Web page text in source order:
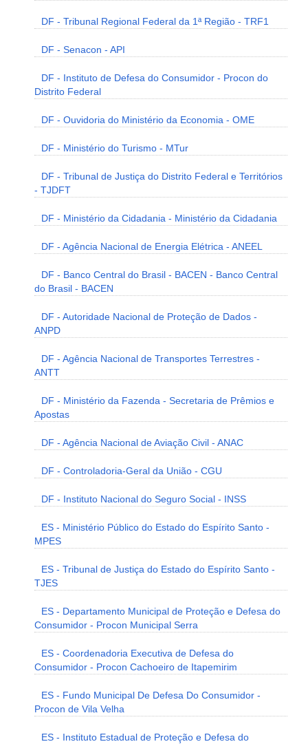
DF - Tribunal Regional Federal da 1ª Região - TRF1
DF - Senacon - API
DF - Instituto de Defesa do Consumidor - Procon do
Distrito Federal
DF - Ouvidoria do Ministério da Economia - OME
DF - Ministério do Turismo - MTur
DF - Tribunal de Justiça do Distrito Federal e Territórios
- TJDFT
DF - Ministério da Cidadania - Ministério da Cidadania
DF - Agência Nacional de Energia Elétrica - ANEEL
DF - Banco Central do Brasil - BACEN - Banco Central
do Brasil - BACEN
DF - Autoridade Nacional de Proteção de Dados -
ANPD
DF - Agência Nacional de Transportes Terrestres -
ANTT
DF - Ministério da Fazenda - Secretaria de Prêmios e
Apostas
DF - Agência Nacional de Aviação Civil - ANAC
DF - Controladoria-Geral da União - CGU
DF - Instituto Nacional do Seguro Social - INSS
ES - Ministério Público do Estado do Espírito Santo -
MPES
ES - Tribunal de Justiça do Estado do Espírito Santo -
TJES
ES - Departamento Municipal de Proteção e Defesa do
Consumidor - Procon Municipal Serra
ES - Coordenadoria Executiva de Defesa do
Consumidor - Procon Cachoeiro de Itapemirim
ES - Fundo Municipal De Defesa Do Consumidor -
Procon de Vila Velha
ES - Instituto Estadual de Proteção e Defesa do